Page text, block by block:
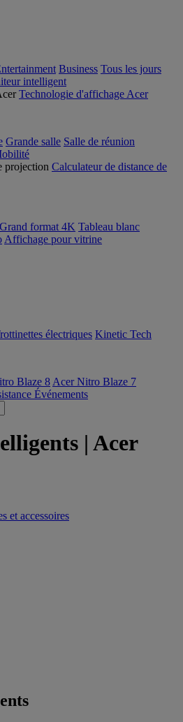
Business Tous les jours
intelligent
Technologie d'affichage Acer
Grande salle Salle de réunion
Calculateur de distance de
Grand format 4K Tableau blanc
Affichage pour vitrine
électriques Kinetic Tech
Blaze 8 Acer Nitro Blaze 7
Événements
| Acer
et accessoires